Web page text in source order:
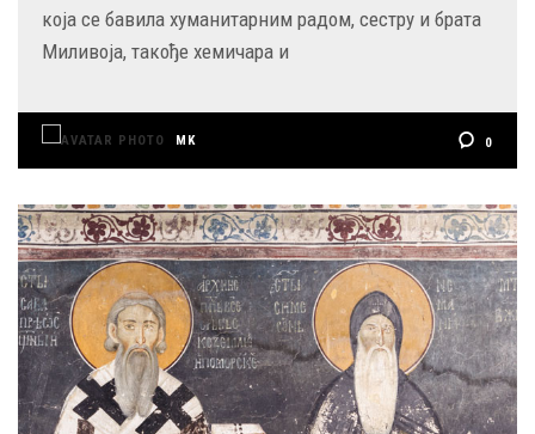
која се бавила хуманитарним радом, сестру и брата
Миливоја, такође хемичара и
MK 0